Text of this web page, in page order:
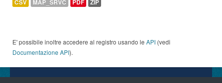
CSV MAP_SRVC PDF ZIP
E' possibile inoltre accedere al registro usando le API (vedi
Documentazione API).